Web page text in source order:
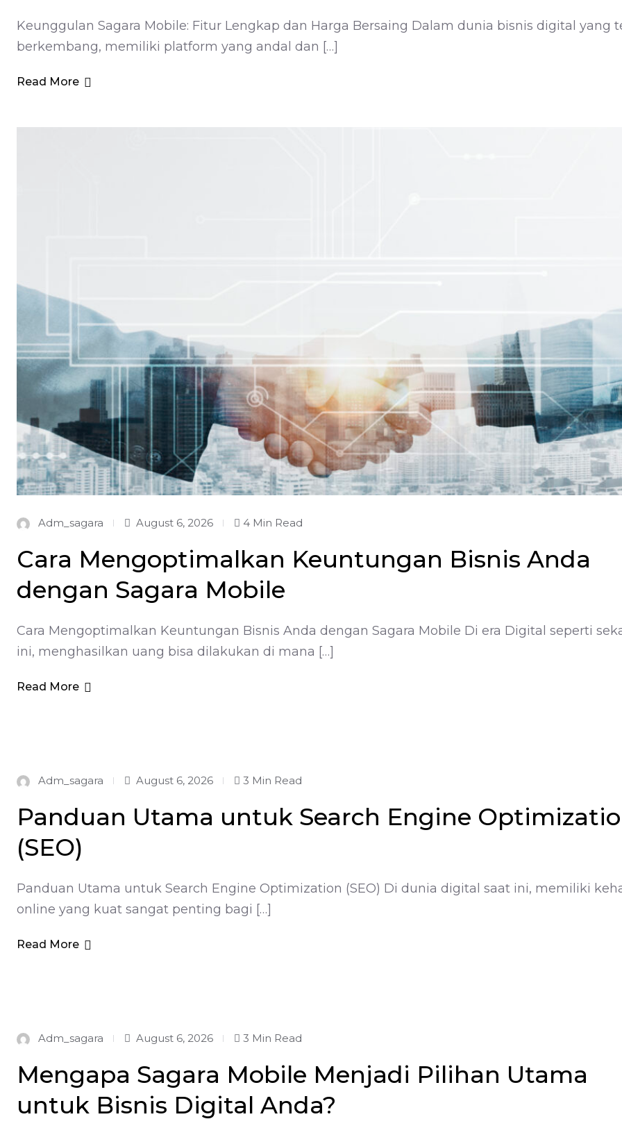
Keunggulan Sagara Mobile: Fitur Lengkap dan Harga Bersaing Dalam dunia bisnis digital yang
berkembang, memiliki platform yang andal dan […]
Read More
Adm_sagara August 6, 2026 4 Min Read
Cara Mengoptimalkan Keuntungan Bisnis Anda
dengan Sagara Mobile
Cara Mengoptimalkan Keuntungan Bisnis Anda dengan Sagara Mobile Di era Digital seperti
ini, menghasilkan uang bisa dilakukan di mana […]
Read More
Adm_sagara August 6, 2026 3 Min Read
Panduan Utama untuk Search Engine
(SEO)
Panduan Utama untuk Search Engine Optimization (SEO) Di dunia digital saat ini, memiliki
online yang kuat sangat penting bagi […]
Read More
Adm_sagara August 6, 2026 3 Min Read
Mengapa Sagara Mobile Menjadi Pilihan Utama
untuk Bisnis Digital Anda?